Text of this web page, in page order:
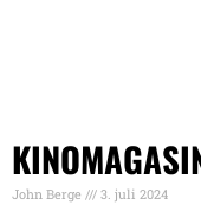
John Berge 3. juli 2024